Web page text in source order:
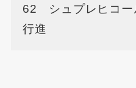
62 シュプレヒコー
行進